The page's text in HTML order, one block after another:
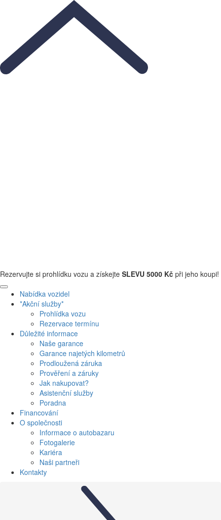
Rezervujte si prohlídku vozu a získejte SLEVU 5000 Kč při jeho koupi!
Nabídka vozidel
*Akční služby*
Prohlídka vozu
Rezervace termínu
Důležité informace
Naše garance
Garance najetých kilometrů
Prodloužená záruka
Prověření a záruky
Jak nakupovat?
Asistenční služby
Poradna
Financování
O společnosti
Informace o autobazaru
Fotogalerie
Kariéra
Naši partneři
Kontakty